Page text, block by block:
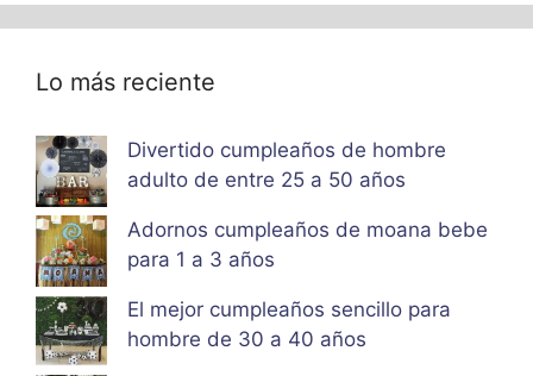
Lo más reciente
Divertido cumpleaños de hombre
adulto de entre 25 a 50 años
Adornos cumpleaños de moana bebe
para 1 a 3 años
El mejor cumpleaños sencillo para
hombre de 30 a 40 años